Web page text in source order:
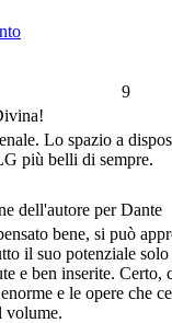
9
Lo spazio a
più belli di sempre.
dell'autore per Dante
bene, si può
il suo potenziale
e ben inserite. Certo,
e le opere che
volume.